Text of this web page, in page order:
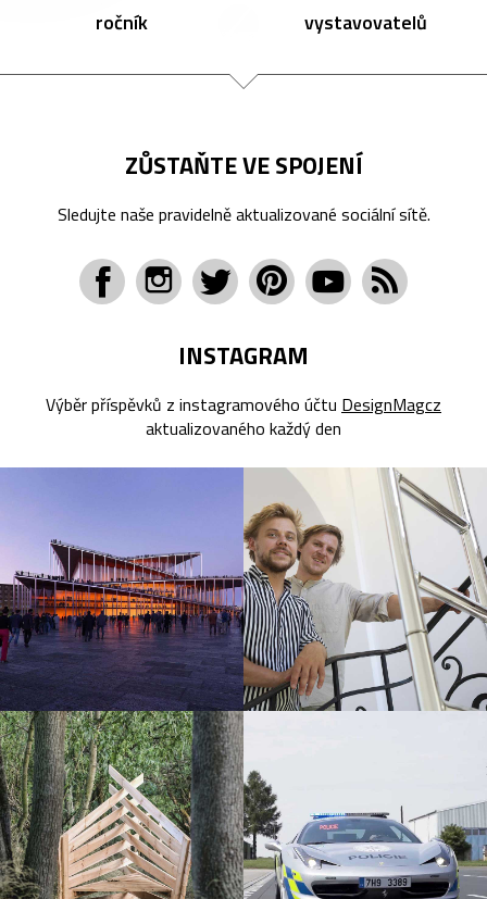
ročník vystavovatelů
ZŮSTAŇTE VE SPOJENÍ
Sledujte naše pravidelně aktualizované sociální sítě.
INSTAGRAM
Výběr příspěvků z instagramového účtu DesignMagcz
aktualizovaného každý den